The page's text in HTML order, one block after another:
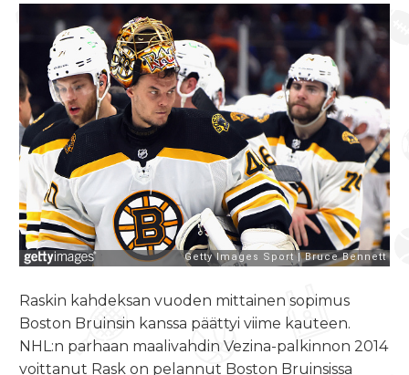
Raskin kahdeksan vuoden mittainen sopimus
Boston Bruinsin kanssa päättyi viime kauteen.
NHL:n parhaan maalivahdin Vezina-palkinnon 2014
voittanut Rask on pelannut Boston Bruinsissa